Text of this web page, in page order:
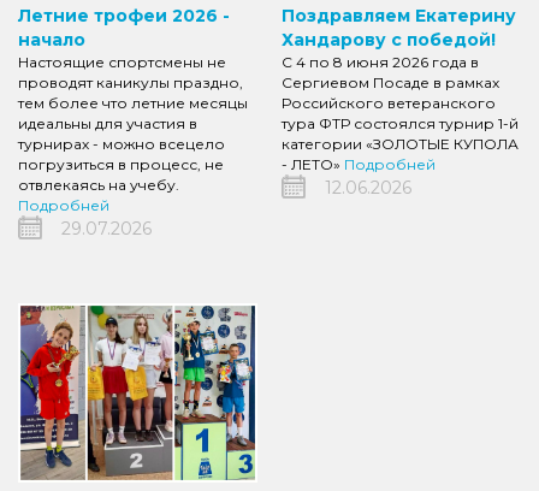
Летние трофеи 2026 -
начало
Настоящие спортсмены не
проводят каникулы праздно,
тем более что летние месяцы
идеальны для участия в
турнирах - можно всецело
погрузиться в процесс, не
отвлекаясь на учебу.
Подробней
29.07.2026
Поздравляем Екатерину
Хандарову с победой!
С 4 по 8 июня 2026 года в
Сергиевом Посаде в рамках
Российского ветеранского
тура ФТР состоялся турнир 1-й
категории «ЗОЛОТЫЕ КУПОЛА
- ЛЕТО» Подробней
12.06.2026